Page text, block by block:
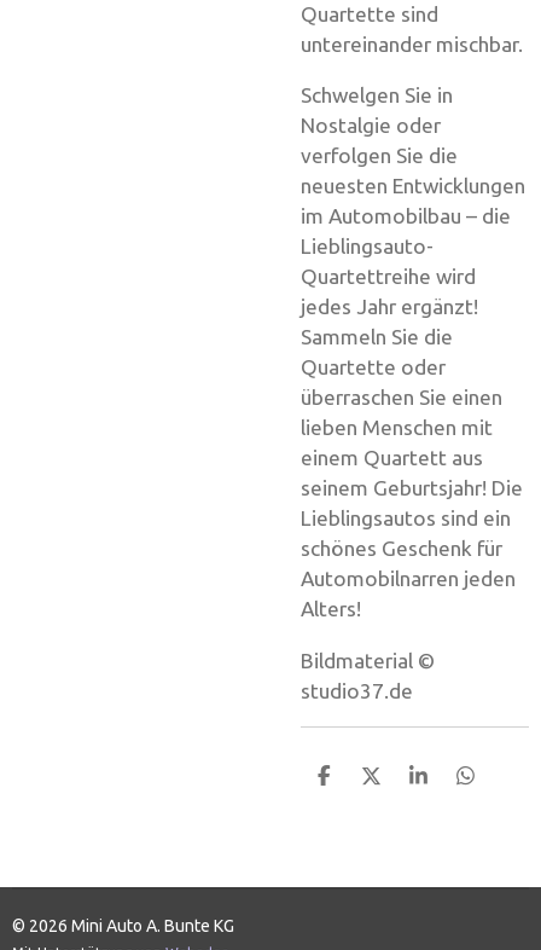
Quartette sind
untereinander mischbar.
Schwelgen Sie in
Nostalgie oder
verfolgen Sie die
neuesten Entwicklungen
im Automobilbau – die
Lieblingsauto-
Quartettreihe wird
jedes Jahr ergänzt!
Sammeln Sie die
Quartette oder
überraschen Sie einen
lieben Menschen mit
einem Quartett aus
seinem Geburtsjahr! Die
Lieblingsautos sind ein
schönes Geschenk für
Automobilnarren jeden
Alters!
Bildmaterial ©
studio37.de
T
T
T
T
© 2026 Mini Auto A. Bunte KG